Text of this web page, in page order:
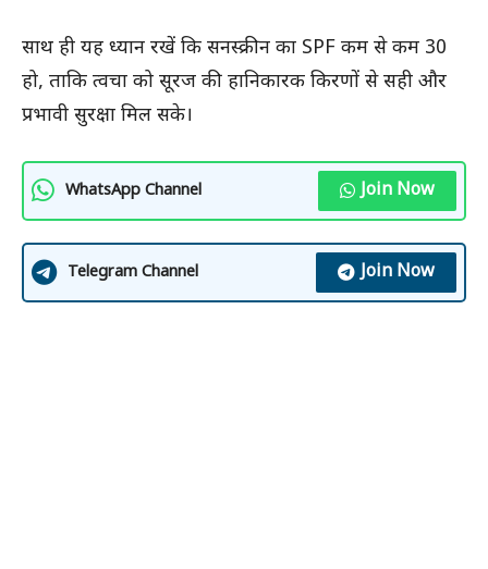
साथ ही यह ध्यान रखें कि सनस्क्रीन का SPF कम से कम 30
हो, ताकि त्वचा को सूरज की हानिकारक किरणों से सही और
प्रभावी सुरक्षा मिल सके।
WhatsApp Channel Join Now
Telegram Channel Join Now